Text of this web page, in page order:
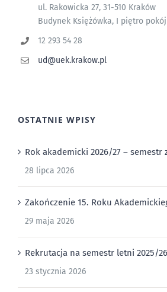
ul. Rakowicka 27, 31-510 Kraków
Budynek Księżówka, I piętro
12 293 54 28
ud@uek.krakow.pl
OSTATNIE WPISY
Rok akademicki 2026/27 – semestr
28 lipca 2026
Zakończenie 15. Roku
29 maja 2026
Rekrutacja na semestr letni 2025/26
23 stycznia 2026